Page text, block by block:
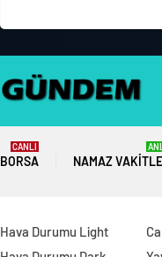
BORSA
CANLI
NAMAZ
Hava Durumu Light